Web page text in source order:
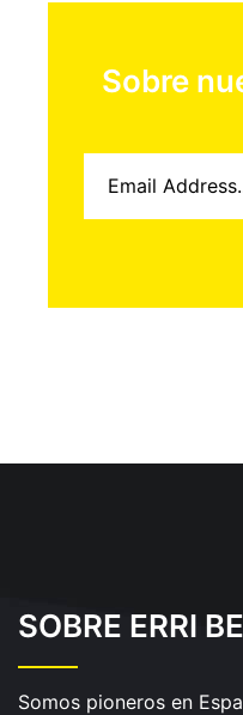
Sobre
SOBRE ERRI
Somos pioneros en